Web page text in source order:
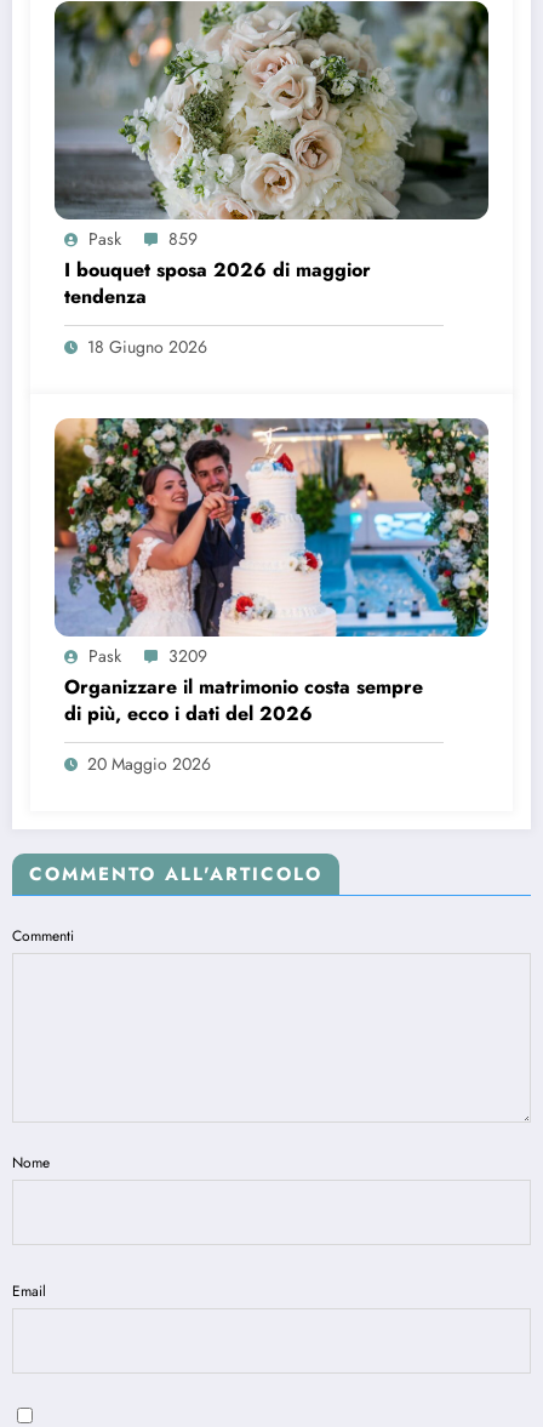
Pask 859
I bouquet sposa 2026 di maggior
tendenza
18 Giugno 2026
Pask 3209
Organizzare il matrimonio costa sempre
di più, ecco i dati del 2026
20 Maggio 2026
COMMENTO ALL'ARTICOLO
Commenti
Nome
Email